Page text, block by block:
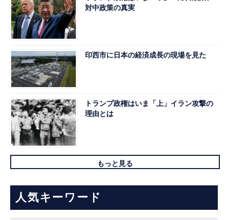
対中政策の真実
印西市に日本の経済成長の現場を見た
トランプ政権はいま「上」イラン攻撃の
理由とは
もっと見る
人気キーワード